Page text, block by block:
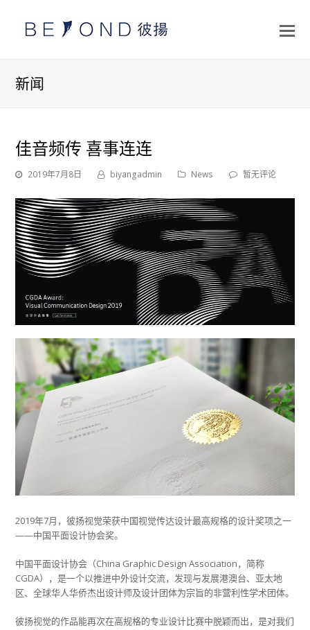
打
新闻
佳音频传 喜事连连
2019年7月8日 biyangadmin News 暂无评论
2019年7月，彼扬视觉荣获中国视觉传达设计最高规格的设计奖项之一
——中国平面设计协会奖。
中国平面设计协会（China Graphic Design Association，简称
CGDA），是一个以推进中外设计交流，发现与发展港澳台、亚太地
区、全球华人华侨杰出设计师及设计团体为宗旨的非营利性学术团体。
彼扬视觉的作品能再次在高规格的专业设计比赛中脱颖而出，是对我们